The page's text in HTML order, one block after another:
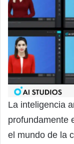
La inteligencia
profundamente
el mundo de la